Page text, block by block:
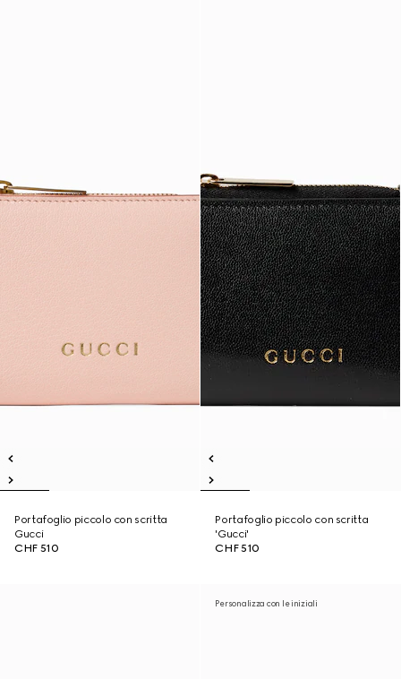
Portafoglio piccolo con scritta
Gucci
CHF 510
Portafoglio piccolo con scritta
'Gucci'
CHF 510
Personalizza con le iniziali